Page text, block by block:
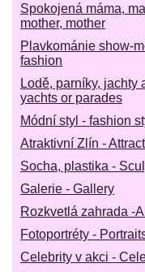
Spokojená máma,
mother, mother
Plavkománie show-
fashion
Lodě, parníky, jachty
yachts or parades
Módní styl - fashion
Atraktivní Zlín -
Socha, plastika -
Galerie - Gallery
Rozkvetlá zahrada -
Fotoportréty -
Celebrity v akci -